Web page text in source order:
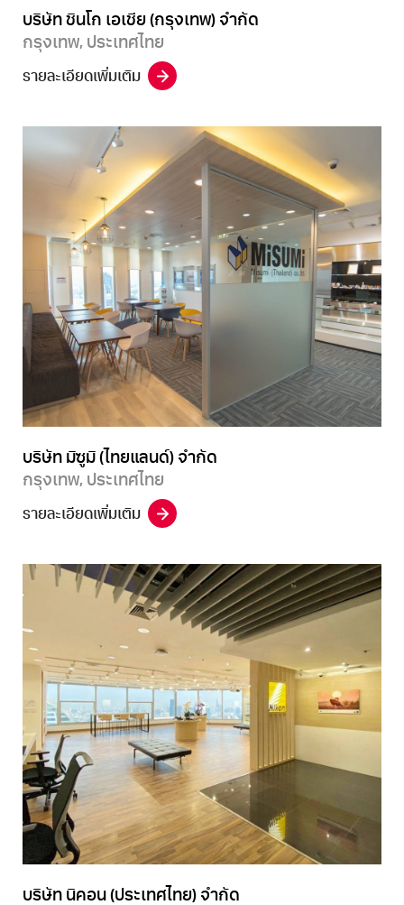
บริษัท ชินโก เอเชีย (กรุงเทพ) จำกัด
กรุงเทพ, ประเทศไทย
รายละเอียดเพิ่มเติม
บริษัท มิซูมิ (ไทยแลนด์) จำกัด
กรุงเทพ, ประเทศไทย
รายละเอียดเพิ่มเติม
บริษัท นิคอน (ประเทศไทย) จำกัด